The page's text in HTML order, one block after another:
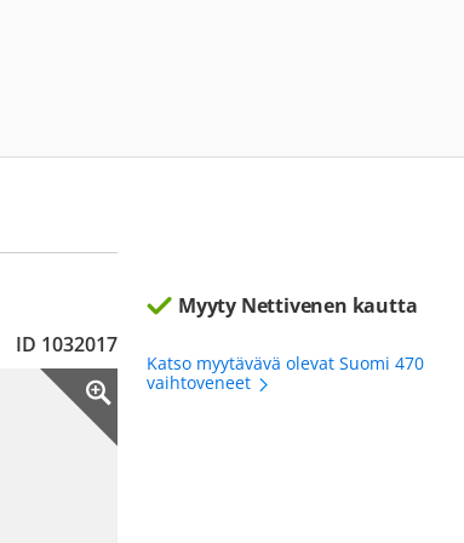
ID 1032017
Myyty Nettivenen kautta
Katso myytävävä olevat Suomi 470
vaihtoveneet